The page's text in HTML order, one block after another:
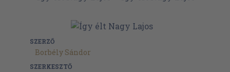
SZERZŐ
Borbély Sándor
SZERKESZTŐ